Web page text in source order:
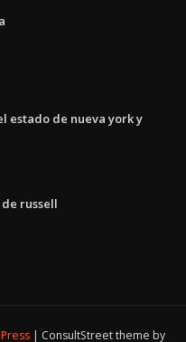
estado de nueva york y
russell
ConsultStreet theme by